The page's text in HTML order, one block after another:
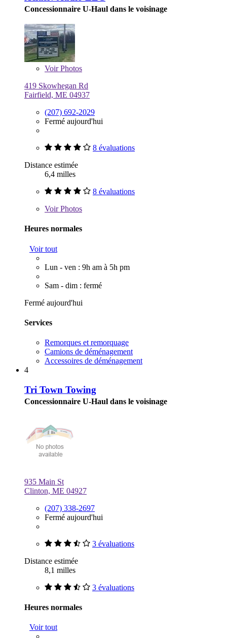
Concessionnaire U-Haul dans le voisinage
VoirPhotos
419 Skowhegan Rd
Fairfield, ME 04937
(207) 692-2029
Fermé aujourd'hui
8 évaluations
Distance estimée
6,4 milles
8 évaluations
VoirPhotos
Heures normales
Voir tout
Lun - ven : 9h am à 5h pm
Sam - dim : fermé
Fermé aujourd'hui
Services
Remorques et remorquage
Camions de déménagement
Accessoires de déménagement
4
Tri Town Towing
Concessionnaire U-Haul dans le voisinage
935 Main St
Clinton, ME 04927
(207) 338-2697
Fermé aujourd'hui
3 évaluations
Distance estimée
8,1 milles
3 évaluations
Heures normales
Voir tout